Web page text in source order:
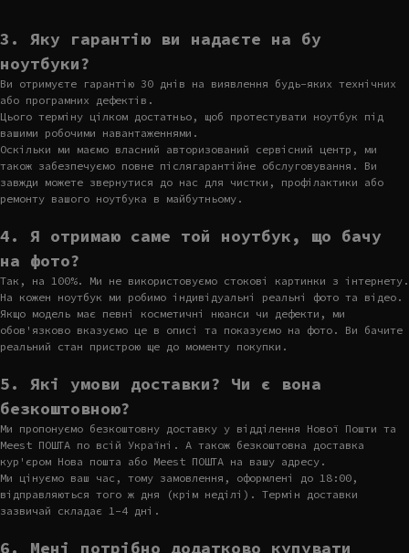
3. Яку гарантію ви надаєте на бу
ноутбуки?
Ви отримуєте гарантію 30 днів на виявлення будь-яких технічних
або програмних дефектів.
Цього терміну цілком достатньо, щоб протестувати ноутбук під
вашими робочими навантаженнями.
Оскільки ми маємо власний авторизований сервісний центр, ми
також забезпечуємо повне післягарантійне обслуговування. Ви
завжди можете звернутися до нас для чистки, профілактики або
ремонту вашого ноутбука в майбутньому.
4. Я отримаю саме той ноутбук, що бачу
на фото?
Так, на 100%. Ми не використовуємо стокові картинки з інтернету.
На кожен ноутбук ми робимо індивідуальні реальні фото та відео.
Якщо модель має певні косметичні нюанси чи дефекти, ми
обов'язково вказуємо це в описі та показуємо на фото. Ви бачите
реальний стан пристрою ще до моменту покупки.
5. Які умови доставки? Чи є вона
безкоштовною?
Ми пропонуємо безкоштовну доставку у відділення Нової Пошти та
Meest ПОШТА по всій Україні. А також безкоштовна доставка
кур'єром Нова пошта або Meest ПОШТА на вашу адресу.
Ми цінуємо ваш час, тому замовлення, оформлені до 18:00,
відправляються того ж дня (крім неділі). Термін доставки
зазвичай складає 1-4 дні.
6. Мені потрібно додатково купувати